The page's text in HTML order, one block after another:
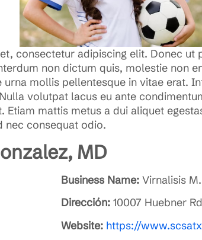
consectetur adipiscing elit. Donec
non dictum quis, molestie non
urna mollis pellentesque in vitae erat.
volutpat lacus eu ante
Etiam mattis metus a dui aliquet
nec consequat odio.
MD
Business Name: Virnalisis
Dirección: 10007 Huebner
Website: https://